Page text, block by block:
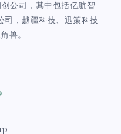
公司，其中包括亿航智
司，越疆科技、迅策科技
兽。